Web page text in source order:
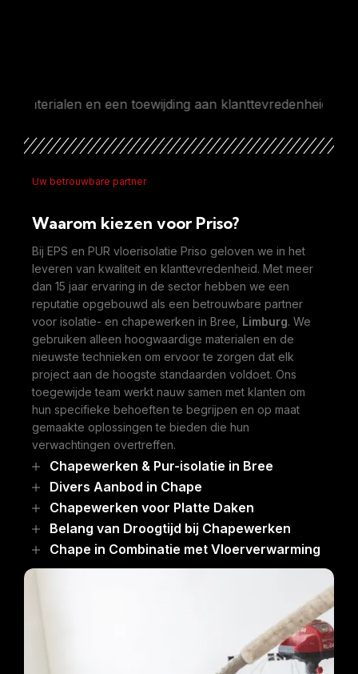
en een toewijding aan klanttevredenheid maken
Uw betrouwbare partner
Waarom kiezen voor Priso?
Bij EPS en PUR vloerisolatie Priso geloven we in het
leveren van kwaliteit en klanttevredenheid. Met meer
dan 15 jaar ervaring in de sector hebben we een
reputatie opgebouwd als een betrouwbare partner
voor isolatie- en chapewerken in Bree, Limburg. We
gebruiken alleen hoogwaardige materialen en de
nieuwste technieken om ervoor te zorgen dat elk
project aan de hoogste standaarden voldoet. Ons
toegewijde team werkt nauw samen met klanten om
hun specifieke behoeften te begrijpen en op maat
gemaakte oplossingen te bieden die hun
verwachtingen overtreffen.
Chapewerken & Pur-isolatie in Bree
Divers Aanbod in Chape
Chapewerken voor Platte Daken
Belang van Droogtijd bij Chapewerken
Chape in Combinatie met Vloerverwarming